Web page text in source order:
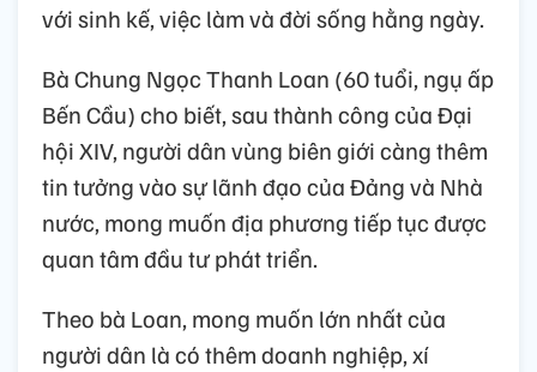
với sinh kế, việc làm và đời sống hằng ngày.
Bà Chung Ngọc Thanh Loan (60 tuổi, ngụ ấp
Bến Cầu) cho biết, sau thành công của Đại
hội XIV, người dân vùng biên giới càng thêm
tin tưởng vào sự lãnh đạo của Đảng và Nhà
nước, mong muốn địa phương tiếp tục được
quan tâm đầu tư phát triển.
Theo bà Loan, mong muốn lớn nhất của
người dân là có thêm doanh nghiệp, xí